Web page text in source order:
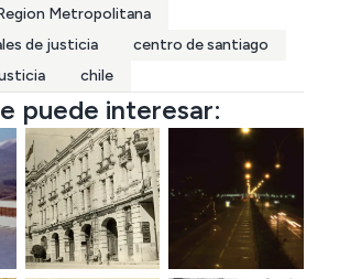
Metropolitana
de justicia
centro de santiago
chile
puede interesar: